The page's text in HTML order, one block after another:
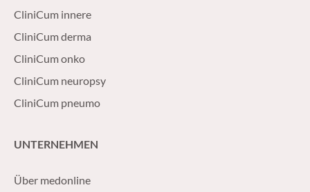
CliniCum innere
CliniCum derma
CliniCum onko
CliniCum neuropsy
CliniCum pneumo
UNTERNEHMEN
Über medonline